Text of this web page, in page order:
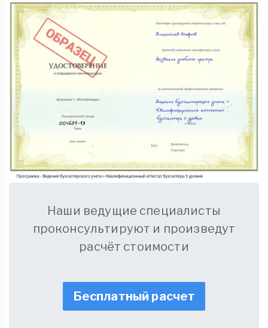
Наши ведущие специалисты
проконсультируют и произведут
расчёт стоимости
Бесплатный расчет